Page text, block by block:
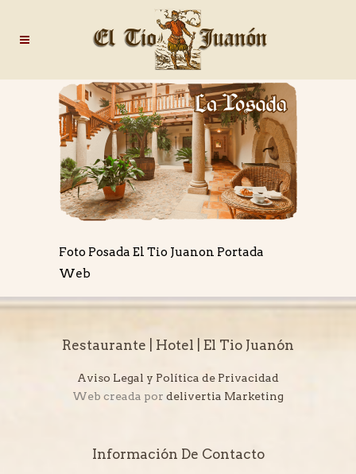
Foto Posada El Tio Juanon Portada
Web
Restaurante | Hotel | El Tio Juanón
Aviso Legal y Política de Privacidad
Web creada por delivertia Marketing
Información De Contacto